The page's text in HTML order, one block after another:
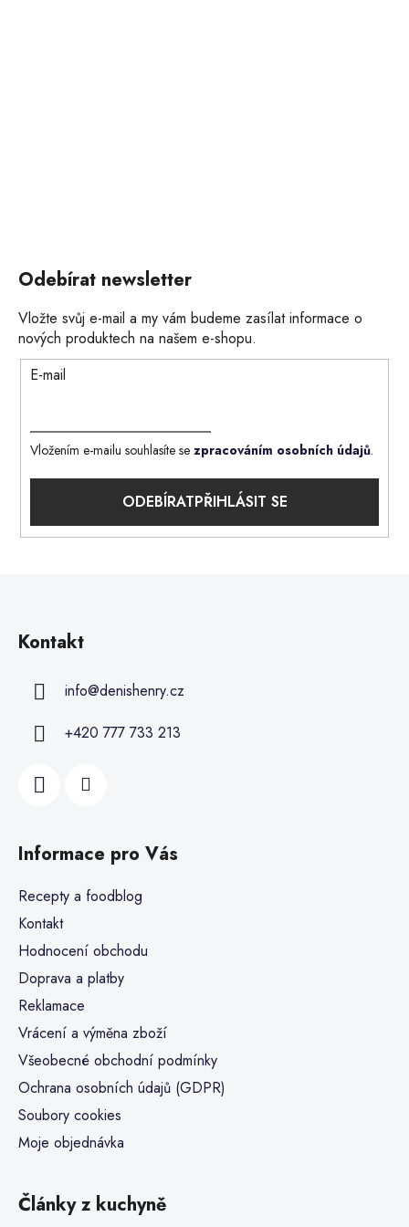
Odebírat newsletter
Vložte svůj e-mail a my vám budeme zasílat informace o
nových produktech na našem e-shopu.
E-mail
Vložením e-mailu souhlasíte se zpracováním osobních údajů.
PŘIHLÁSIT SE
Kontakt
info@denishenry.cz
+420 777 733 213
Informace pro Vás
Recepty a foodblog
Kontakt
Hodnocení obchodu
Doprava a platby
Reklamace
Vrácení a výměna zboží
Všeobecné obchodní podmínky
Ochrana osobních údajů (GDPR)
Soubory cookies
Moje objednávka
Články z kuchyně